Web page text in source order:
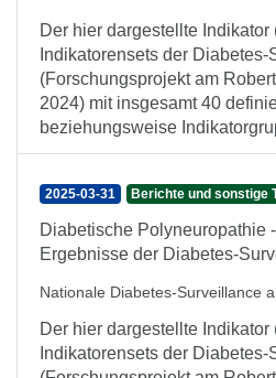
Der hier dargestellte
Indikatorensets der
(Forschungsprojekt am
2024) mit insgesamt 40
beziehungsweise
2025-03-31 Berichte und sonstige
Diabetische Polyneuropathie
Ergebnisse der Diabetes-
Nationale Diabetes-Surveillance
Der hier dargestellte
Indikatorensets der